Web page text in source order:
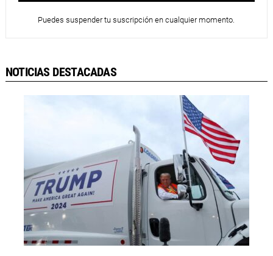
Puedes suspender tu suscripción en cualquier momento.
NOTICIAS DESTACADAS